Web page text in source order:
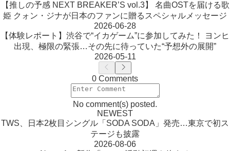
【推しの予感 NEXT BREAKER’S vol.3】 名曲OSTを届ける歌
姫 クォン・ジナが日本のファンに贈るスペシャルメッセージ
2026-06-28
【体験レポート】渋谷で“イカゲーム”に参加してみた！ ヨンヒ
出現、極限の緊張…その先に待っていた“予想外の展開”
2026-05-11
0 Comments
No comment(s) posted.
NEWEST
TWS、日本2枚目シングル「SODA SODA」発売…東京で初ス
テージも披露
2026-08-06